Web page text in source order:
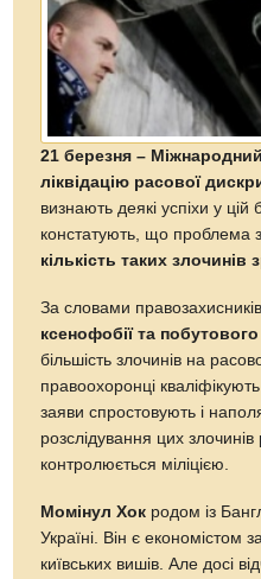
21 березня –
ліквідацію расової
визнають деякі успіхи у цій
констатують, що проблема
кількість таких злочинів
За словами
ксенофобії та
більшість злочинів на
правоохоронці
заяви спростовують і
розслідування цих
контролюється міліцією.
Момінул Хок родом із
Україні. Він є
київських вишів. Але досі